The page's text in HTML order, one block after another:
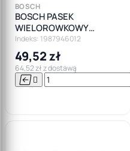
BOSCH
BOSCH PASEK
WIELOROWKOWY
6PK1733
Indeks: 1987946012
49,52 zł
64,52 zł z dostawą
 